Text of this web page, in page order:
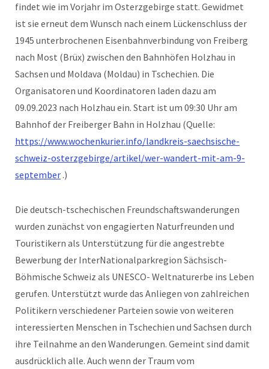
findet wie im Vorjahr im Osterzgebirge statt. Gewidmet
ist sie erneut dem Wunsch nach einem Lückenschluss der
1945 unterbrochenen Eisenbahnverbindung von Freiberg
nach Most (Brüx) zwischen den Bahnhöfen Holzhau in
Sachsen und Moldava (Moldau) in Tschechien. Die
Organisatoren und Koordinatoren laden dazu am
09.09.2023 nach Holzhau ein. Start ist um 09:30 Uhr am
Bahnhof der Freiberger Bahn in Holzhau (Quelle:
https://www.wochenkurier.info/landkreis-saechsische-
schweiz-osterzgebirge/artikel/wer-wandert-mit-am-9-
september .)
Die deutsch-tschechischen Freundschaftswanderungen
wurden zunächst von engagierten Naturfreunden und
Touristikern als Unterstützung für die angestrebte
Bewerbung der InterNationalparkregion Sächsisch-
Böhmische Schweiz als UNESCO- Weltnaturerbe ins Leben
gerufen. Unterstützt wurde das Anliegen von zahlreichen
Politikern verschiedener Parteien sowie von weiteren
interessierten Menschen in Tschechien und Sachsen durch
ihre Teilnahme an den Wanderungen. Gemeint sind damit
ausdrücklich alle. Auch wenn der Traum vom